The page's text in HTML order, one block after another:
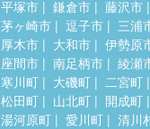
平塚市
鎌倉市 藤沢市
茅ヶ崎市
逗子市 三浦
厚木市
大和市 伊勢原
座間市
南足柄市 綾瀬
寒川町
大磯町 二宮町
松田町
山北町 開成町
湯河原町
愛川町 清川